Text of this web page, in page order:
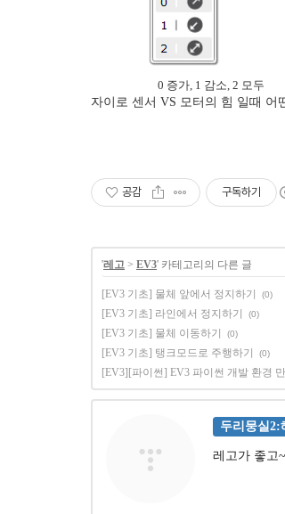
0 증가, 1 감소, 2 모두
자이로 센서 VS 모터의 힘 일때 어
공감 구독하기
'레고 > EV3' 카테고리의 다른 글
[EV3 기초] 물체 앞에서 정지하기 (0)
[EV3 기초] 라인에서 정지하기 (0)
[EV3 기초] 물체 이동하기 (0)
[EV3 기초] 탱크모드로 주행하기 (0)
[EV3][파이썬] EV3 파이썬 개발 환경 만
두리뭉실2:
레고가 좋고